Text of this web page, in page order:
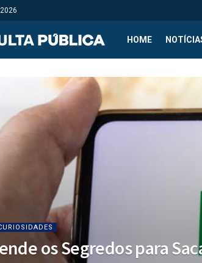
HOME
os Segredos para